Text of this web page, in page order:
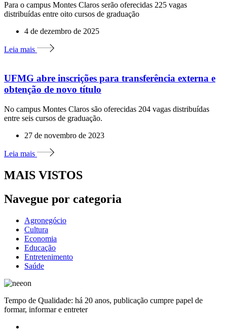
Para o campus Montes Claros serão oferecidas 225 vagas
distribuídas entre oito cursos de graduação
4 de dezembro de 2025
Leia mais
UFMG abre inscrições para transferência externa e
obtenção de novo título
No campus Montes Claros são oferecidas 204 vagas distribuídas
entre seis cursos de graduação.
27 de novembro de 2023
Leia mais
MAIS VISTOS
Navegue por categoria
Agronegócio
Cultura
Economia
Educação
Entretenimento
Saúde
Tempo de Qualidade: há 20 anos, publicação cumpre papel de
formar, informar e entreter